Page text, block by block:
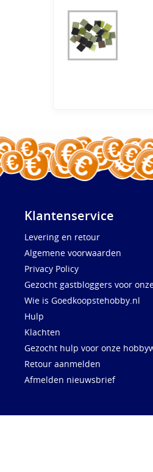
Klantenservice
Levering en retour
Algemene voorwaarden
Privacy Policy
Gezocht gastbloggers voor
Wie is Goedkoopstehobby.nl
Hulp
Klachten
Gezocht hulp voor onze
Retour aanmelden
Afmelden nieuwsbrief